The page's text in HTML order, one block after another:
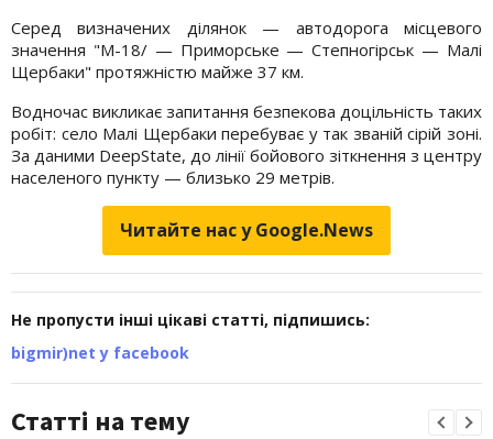
Серед визначених ділянок — автодорога місцевого
значення "М-18/ — Приморське — Степногірськ — Малі
Щербаки" протяжністю майже 37 км.
Водночас викликає запитання безпекова доцільність таких
робіт: село Малі Щербаки перебуває у так званій сірій зоні.
За даними DeepState, до лінії бойового зіткнення з центру
населеного пункту — близько 29 метрів.
Читайте нас у Google.News
Не пропусти інші цікаві статті, підпишись:
bigmir)net у facebook
Статті на тему